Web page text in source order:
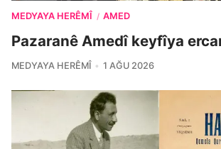
MEDYAYA HERÊMÎ / AMED
Pazaranê Amedî keyfîya
MEDYAYA HERÊMÎ 1 AĞU 2026